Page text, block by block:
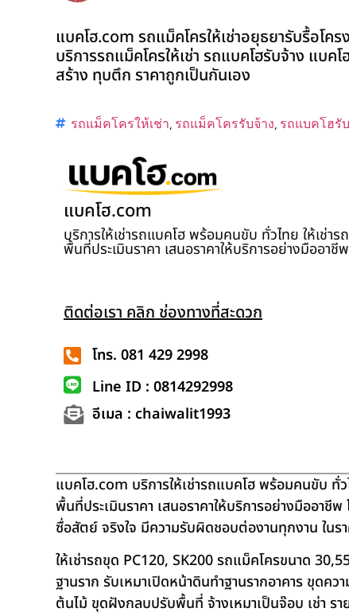
แบคโฮ.com รถแม็คโครให้เช่าอยุธยารับรื้อโคร
บริการรถแม็คโครให้เช่า รถแบคโฮรับจ้าง แบ
สร้าง ทุบตึก ราคาถูกเป็นกันเอง
รถแม็คโครให้เช่า, รถแม็คโครรับจ้าง, รถแบคโฮรั
แบคโฮ.com
บริการให้เช่ารถแบคโฮ พร้อมคนขับ ทั่วไทย ให้เช่า
พื้นที่ประเมินราคา เสนอราคาให้บริการอย่างมืออาชีพ
ติดต่อเรา คลิก ช่องทางที่สะดวก
โทร. 081 429 2998
Line ID : 0814292998
อีเมล : chaiwalit1993
แบคโฮ.com บริการให้เช่ารถแบคโฮ พร้อมคนขับ ทั่ว
พื้นที่ประเมินราคา เสนอราคาให้บริการอย่างมืออาชี
ซื่อสัตย์ จริงใจ มีความรับผิดชอบต่องานทุกงาน ในร
ให้เช่ารถขุด PC120, SK200 รถแม็คโครขนาด
ฐานราก รับเหมาเปิดหน้าดินทำฐานรากอาคาร ขุด
ต้นไม้ ขุดฝังกลบปรับพื้นที่ จ้างเหมาเป็นจ๊อบ เช่า รา